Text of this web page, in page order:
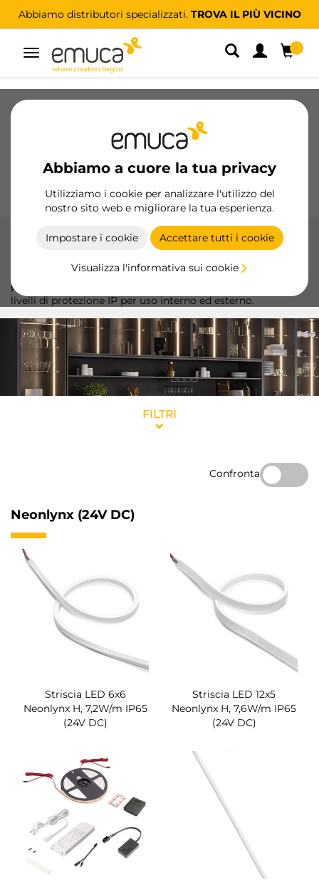
Abbiamo distributori specializzati. TROVA IL PIÙ VICINO
Navigazione
Abbiamo a cuore la tua privacy
Utilizziamo i cookie per analizzare l'utilizzo del
nostro sito web e migliorare la tua esperienza.
Impostare i cookie Accettare tutti i cookie
Visualizza l'informativa sui cookie
Cerniere
Scorrevoli Cucina
Strisce LED
Scopri le nostre strisce LED Lynx Premium e Basic, ideali
per qualsiasi ambiente, con opzioni da 12V e 24V e diversi
livelli di protezione IP per uso interno ed esterno.
FILTRI
Confronta
Neonlynx (24V DC)
Striscia LED 6x6
Neonlynx H, 7,2W/m IP65
(24V DC)
Striscia LED 12x5
Neonlynx H, 7,6W/m IP65
(24V DC)